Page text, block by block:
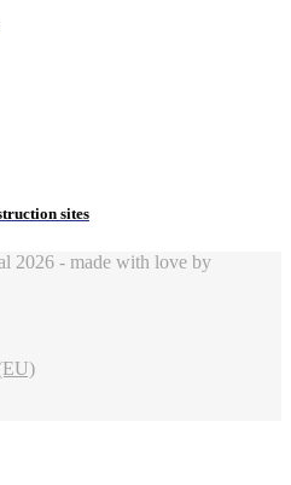
sites
2026 - made with love by